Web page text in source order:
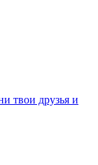
твои друзья и